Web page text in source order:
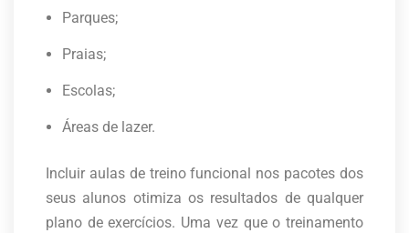
Parques;
Praias;
Escolas;
Áreas de lazer.
Incluir aulas de treino funcional nos pacotes dos
seus alunos otimiza os resultados de qualquer
plano de exercícios. Uma vez que o treinamento